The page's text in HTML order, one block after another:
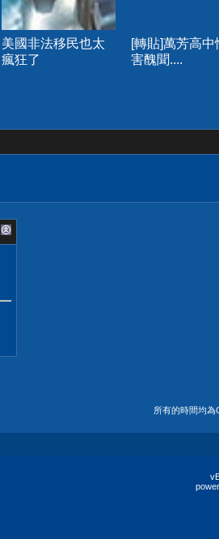
美國非法移民也太
瘋狂了
[轉貼]萬芳高中
害醜聞....
所有的時間均為